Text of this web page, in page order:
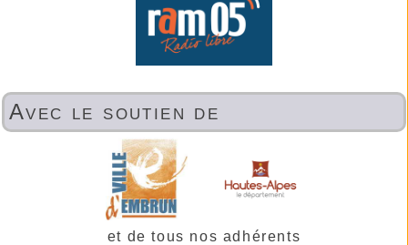
Avec le soutien de
et de tous nos adhérents